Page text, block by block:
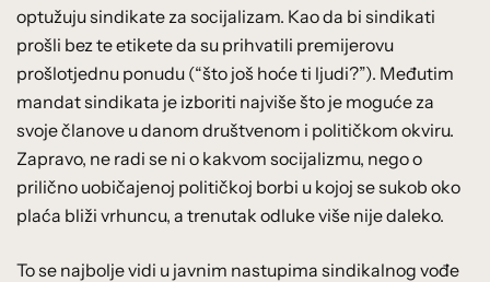
optužuju sindikate za socijalizam. Kao da bi sindikati
prošli bez te etikete da su prihvatili premijerovu
prošlotjednu ponudu (“što još hoće ti ljudi?”). Međutim
mandat sindikata je izboriti najviše što je moguće za
svoje članove u danom društvenom i političkom okviru.
Zapravo, ne radi se ni o kakvom socijalizmu, nego o
prilično uobičajenoj političkoj borbi u kojoj se sukob oko
plaća bliži vrhuncu, a trenutak odluke više nije daleko.
To se najbolje vidi u javnim nastupima sindikalnog vođe